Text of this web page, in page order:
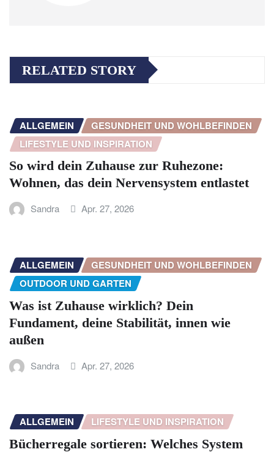
RELATED STORY
ALLGEMEIN
GESUNDHEIT UND WOHLBEFINDEN
LIFESTYLE UND INSPIRATION
So wird dein Zuhause zur Ruhezone:
Wohnen, das dein Nervensystem entlastet
Sandra Apr. 27, 2026
ALLGEMEIN
GESUNDHEIT UND WOHLBEFINDEN
OUTDOOR UND GARTEN
Was ist Zuhause wirklich? Dein
Fundament, deine Stabilität, innen wie
außen
Sandra Apr. 27, 2026
ALLGEMEIN LIFESTYLE UND INSPIRATION
Bücherregale sortieren: Welches System